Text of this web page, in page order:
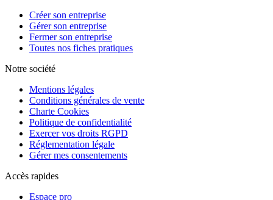
Créer son entreprise
Gérer son entreprise
Fermer son entreprise
Toutes nos fiches pratiques
Notre société
Mentions légales
Conditions générales de vente
Charte Cookies
Politique de confidentialité
Exercer vos droits RGPD
Réglementation légale
Gérer mes consentements
Accès rapides
Espace pro